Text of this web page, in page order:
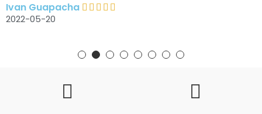
Ivan Guapacha
2022-05-20